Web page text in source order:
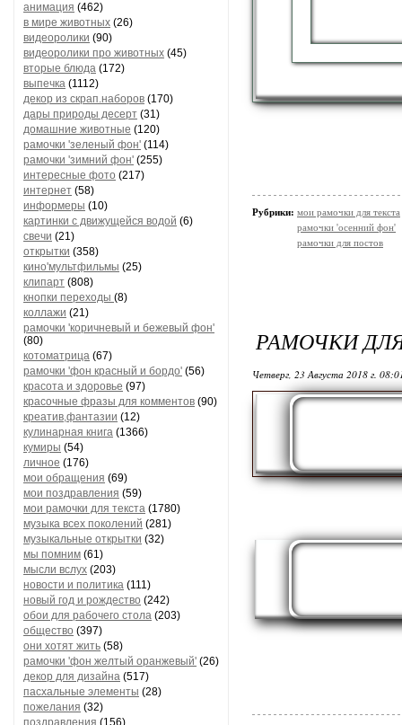
анимация (462)
в мире животных (26)
видеоролики (90)
видеоролики про животных (45)
вторые блюда (172)
выпечка (1112)
декор из скрап.наборов (170)
дары природы десерт (31)
домашние животные (120)
рамочки 'зеленый фон' (114)
рамочки 'зимний фон' (255)
интересные фото (217)
интернет (58)
информеры (10)
картинки с движущейся водой (6)
свечи (21)
открытки (358)
кино'мультфильмы (25)
клипарт (808)
кнопки переходы (8)
коллажи (21)
рамочки 'коричневый и бежевый фон'
(80)
котоматрица (67)
рамочки 'фон красный и бордо' (56)
красота и здоровье (97)
красочные фразы для комментов (90)
креатив,фантазии (12)
кулинарная книга (1366)
кумиры (54)
личное (176)
мои обращения (69)
мои поздравления (59)
мои рамочки для текста (1780)
музыка всех поколений (281)
музыкальные открытки (32)
мы помним (61)
мысли вслух (203)
новости и политика (111)
новый год и рождество (242)
обои для рабочего стола (203)
общество (397)
они хотят жить (58)
рамочки 'фон желтый оранжевый' (26)
декор для дизайна (517)
пасхальные элементы (28)
пожелания (32)
поздравления (156)
Рубрики: мои рамочки для текста
рамочки 'осенний фон'
рамочки для постов
РАМОЧКИ
Четверг, 23 Августа 2018 г.